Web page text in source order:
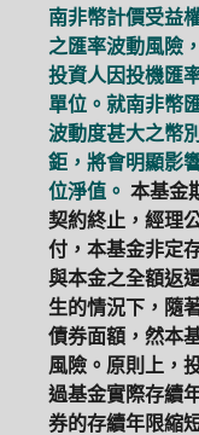
南非幣計價受益
之匯率波動風險
投資人因投機匯
單位。就南非幣
波動度甚大之幣
鉅，將會明顯影
位淨值。 本基金
契約終止，經理
付，本基金非定
與本金之全額返
生的情況下，隨
債券面額，然本
風險。原則上，
過基金實際存續
券的存續年限縮